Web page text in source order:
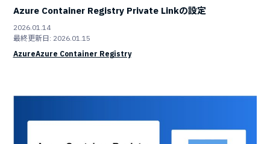
Azure Container Registry Private Linkの設定
2026.01.14
最終更新日: 2026.01.15
AzureAzure Container Registry